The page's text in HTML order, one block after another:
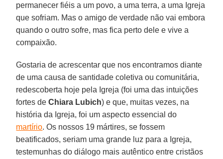
permanecer fiéis a um povo, a uma terra, a uma Igreja
que sofriam. Mas o amigo de verdade não vai embora
quando o outro sofre, mas fica perto dele e vive a
compaixão.
Gostaria de acrescentar que nos encontramos diante
de uma causa de santidade coletiva ou comunitária,
redescoberta hoje pela Igreja (foi uma das intuições
fortes deChiara Lubich) e que, muitas vezes, na
história da Igreja, foi um aspecto essencial do
martírio. Os nossos 19 mártires, se fossem
beatificados, seriam uma grande luz para a Igreja,
testemunhas do diálogo mais autêntico entre cristãos